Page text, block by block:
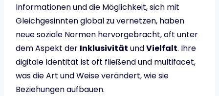
Informationen und die Möglichkeit, sich mit
Gleichgesinnten global zu vernetzen, haben
neue soziale Normen hervorgebracht, oft unter
dem Aspekt der Inklusivität undVielfalt. Ihre
digitale Identität ist oft fließend und multifacet,
was die Art und Weise verändert, wie sie
Beziehungen aufbauen.